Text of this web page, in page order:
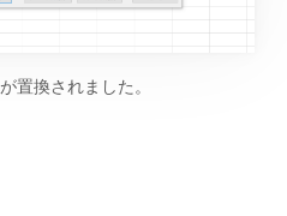
置換されました。